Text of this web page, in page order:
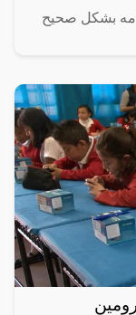
بشكل صحيح